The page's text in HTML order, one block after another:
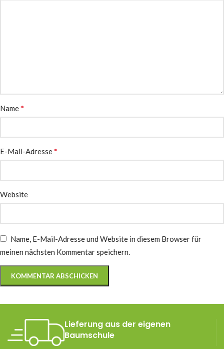
Name*
E-Mail-Adresse*
Website
Name, E-Mail-Adresse und Website in diesem Browser für
meinen nächsten Kommentar speichern.
Lieferung aus der eigenen
Baumschule